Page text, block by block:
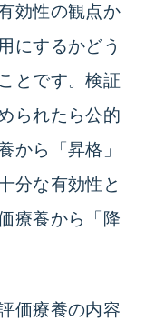
効性の観点か
にするかどう
とです。検証
られたら公的
から「昇格」
分な有効性と
療養から「降
価療養の内容